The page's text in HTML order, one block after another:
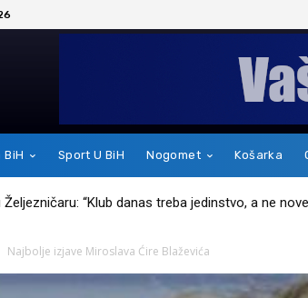
Sport U BiH Nogomet Košarka
kakav je zapravo čovjek
Najbolje izjave Miroslava Ćire Blaževića